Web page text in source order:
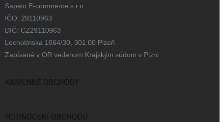
Sapelo E-commerce s.r.o.
IČO: 29110963
DIČ: CZ29110963
Lochotínska 1064/30, 301 00 Plzeň
Zapísané v OR vedenom Krajským súdom v Plzni
KAMENNÉ OBCHODY
HODNOCENÍ OBCHODU